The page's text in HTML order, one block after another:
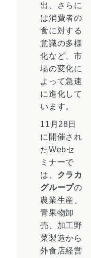
出、さらに
は消費者の
食に対する
意識の多様
化など、市
場の変化に
よって急速
に進化して
います。
11月28日
に開催され
たWebセ
ミナーで
は、 クラカ
グループの
農業生産、
青果物卸
売、加工野
菜製造から
外食店経営